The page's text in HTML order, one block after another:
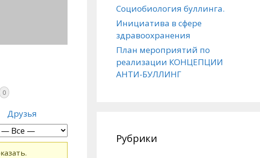
0
Друзья
Социобиология буллинга.
Инициатива в сфере
здравоохранения
План мероприятий по
реализации КОНЦЕПЦИИ
АНТИ-БУЛЛИНГ
Рубрики